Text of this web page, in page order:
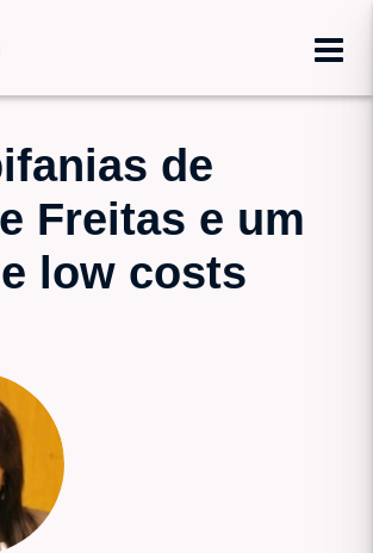
de
Freitas e um
low costs